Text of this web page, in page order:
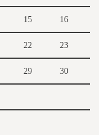
15 16
22 23
29 30